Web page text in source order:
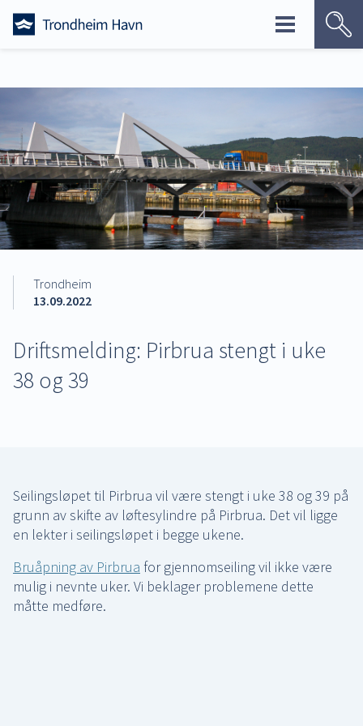
Skip
Trondheim
13.09.2022
Driftsmelding: Pirbrua stengt i uke
38 og 39
Seilingsløpet til Pirbrua vil være stengt i uke 38 og 39 på
grunn av skifte av løftesylindre på Pirbrua. Det vil ligge
en lekter i seilingsløpet i begge ukene.
Bruåpning av Pirbrua for gjennomseiling vil ikke være
mulig i nevnte uker. Vi beklager problemene dette
måtte medføre.